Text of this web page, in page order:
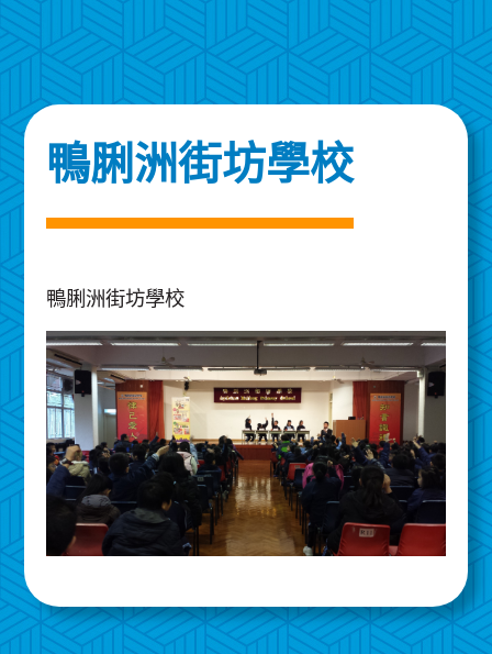
鴨脷洲街坊學校
鴨脷洲街坊學校